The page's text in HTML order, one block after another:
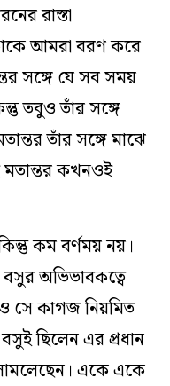
রাস্তা
আমরা বরণ করে
সঙ্গে যে সব সময়
তবুও তাঁর সঙ্গে
তাঁর সঙ্গে মাঝে
মতান্তর কখনওই
কম বর্ণময় নয়।
বসুর অভিভাবকত্বে
সে কাগজ নিয়মিত
ছিলেন এর প্রধান
একে একে